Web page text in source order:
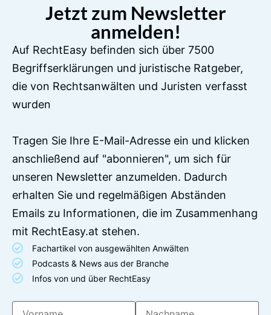
Jetzt zum Newsletter
anmelden!
Auf RechtEasy befinden sich über 7500
Begriffserklärungen und juristische Ratgeber,
die von Rechtsanwälten und Juristen verfasst
wurden
Tragen Sie Ihre E-Mail-Adresse ein und klicken
anschließend auf "abonnieren", um sich für
unseren Newsletter anzumelden. Dadurch
erhalten Sie und regelmäßigen Abständen
Emails zu Informationen, die im Zusammenhang
mit RechtEasy.at stehen.
Fachartikel von ausgewählten Anwälten
Podcasts & News aus der Branche
Infos von und über RechtEasy